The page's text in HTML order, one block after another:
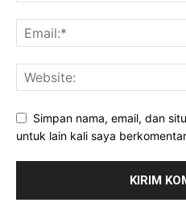
Simpan nama, email, dan
untuk lain kali saya